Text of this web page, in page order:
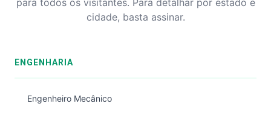
para todos os visitantes. Para detalhar por estado e
cidade, basta assinar.
ENGENHARIA
Engenheiro Mecânico